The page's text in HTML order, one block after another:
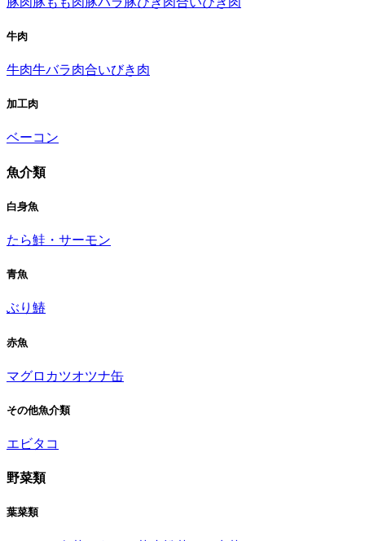
牛肉
牛肉牛バラ肉合いびき肉
加工肉
ベーコン
魚介類
白身魚
たら鮭・サーモン
青魚
ぶり 鰆
赤魚
マグロ カツオツナ缶
その他魚介類
エビタコ
野菜類
葉菜類